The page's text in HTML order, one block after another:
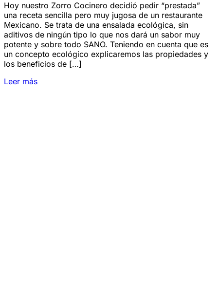
Hoy nuestro Zorro Cocinero decidió pedir “prestada”
una receta sencilla pero muy jugosa de un restaurante
Mexicano. Se trata de una ensalada ecológica, sin
aditivos de ningún tipo lo que nos dará un sabor muy
potente y sobre todo SANO. Teniendo en cuenta que es
un concepto ecológico explicaremos las propiedades y
los beneficios de […]
Leer más